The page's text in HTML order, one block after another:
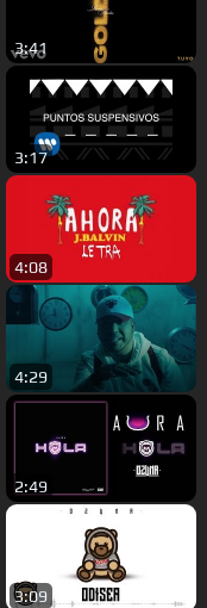
3:41
3:17
4:08
4:29
2:49
3:09